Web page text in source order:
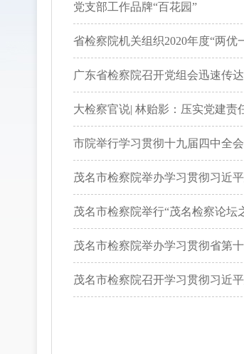
党支部工作品牌“百花园”
省检察院机关组织2020年度“两优
广东省检察院召开党组会迅速传
大检察官说| 林贻影：压实党建责
市院举行学习贯彻十九届四中全
茂名市检察院举办学习贯彻习近
茂名市检察院举行“茂名检察论坛
茂名市检察院举办学习贯彻省第
茂名市检察院召开学习贯彻习近